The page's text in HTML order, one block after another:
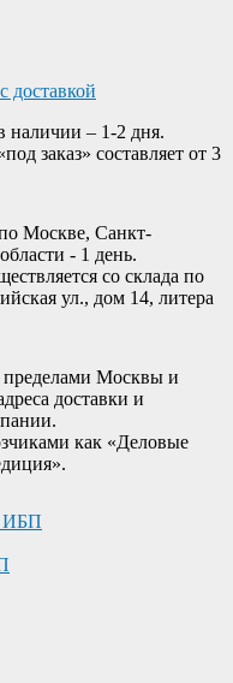
доставкой
наличии – 1-2 дня.
заказ» составляет от 3
Москве, Санкт-
- 1 день.
со склада по
ул., дом 14, литера
пределами Москвы и
доставки и
как «Деловые
ИБП